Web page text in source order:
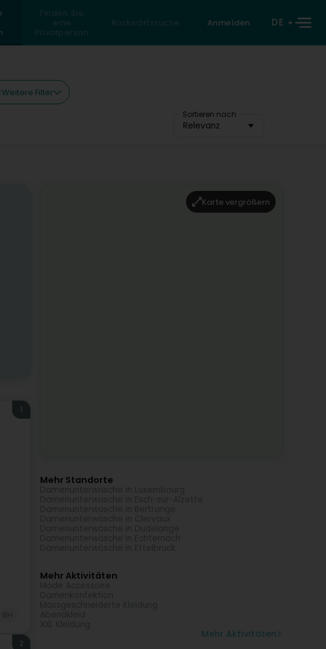
Finden Sie
eine
Privatperson
Rückwärtssuche Anmelden DE
Weitere Filter
Sortieren nach
Relevanz
1
2
Karte vergrößern
Mehr Standorte
Mehr Aktivitäten
Mehr Aktivitäten